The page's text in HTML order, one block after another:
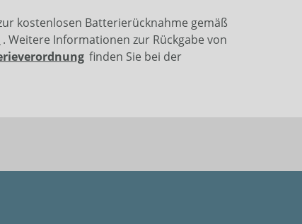
kostenlosen Batterierücknahme gemäß
. Weitere Informationen zur Rückgabe von
finden Sie bei der